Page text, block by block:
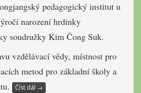
pedagogický institut u
narození hrdinky
soudružky Kim Čong Suk.
vzdělávací vědy, místnost pro
metod pro základní školy a
Číst dál →